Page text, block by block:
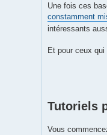
Une fois ces
constamment
intéressants
Et pour ceux
Tutoriels
Vous